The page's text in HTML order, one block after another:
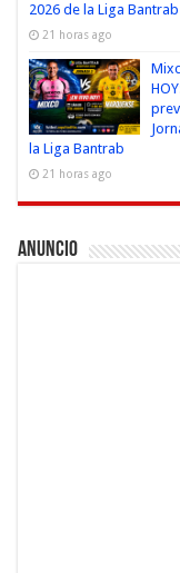
2026 de la Liga Bantrab
21 horas ago
la Liga Bantrab
21 horas ago
Anuncio